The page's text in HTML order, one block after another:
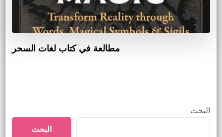
مطالعة في كتاب لغات السحر
البحث
البحث